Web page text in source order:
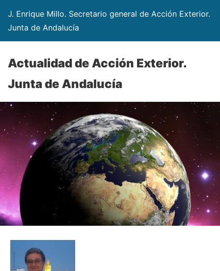
J. Enrique Millo. Secretario general de Acción Exterior.
Junta de Andalucía
Actualidad de Acción Exterior.
Junta de Andalucía